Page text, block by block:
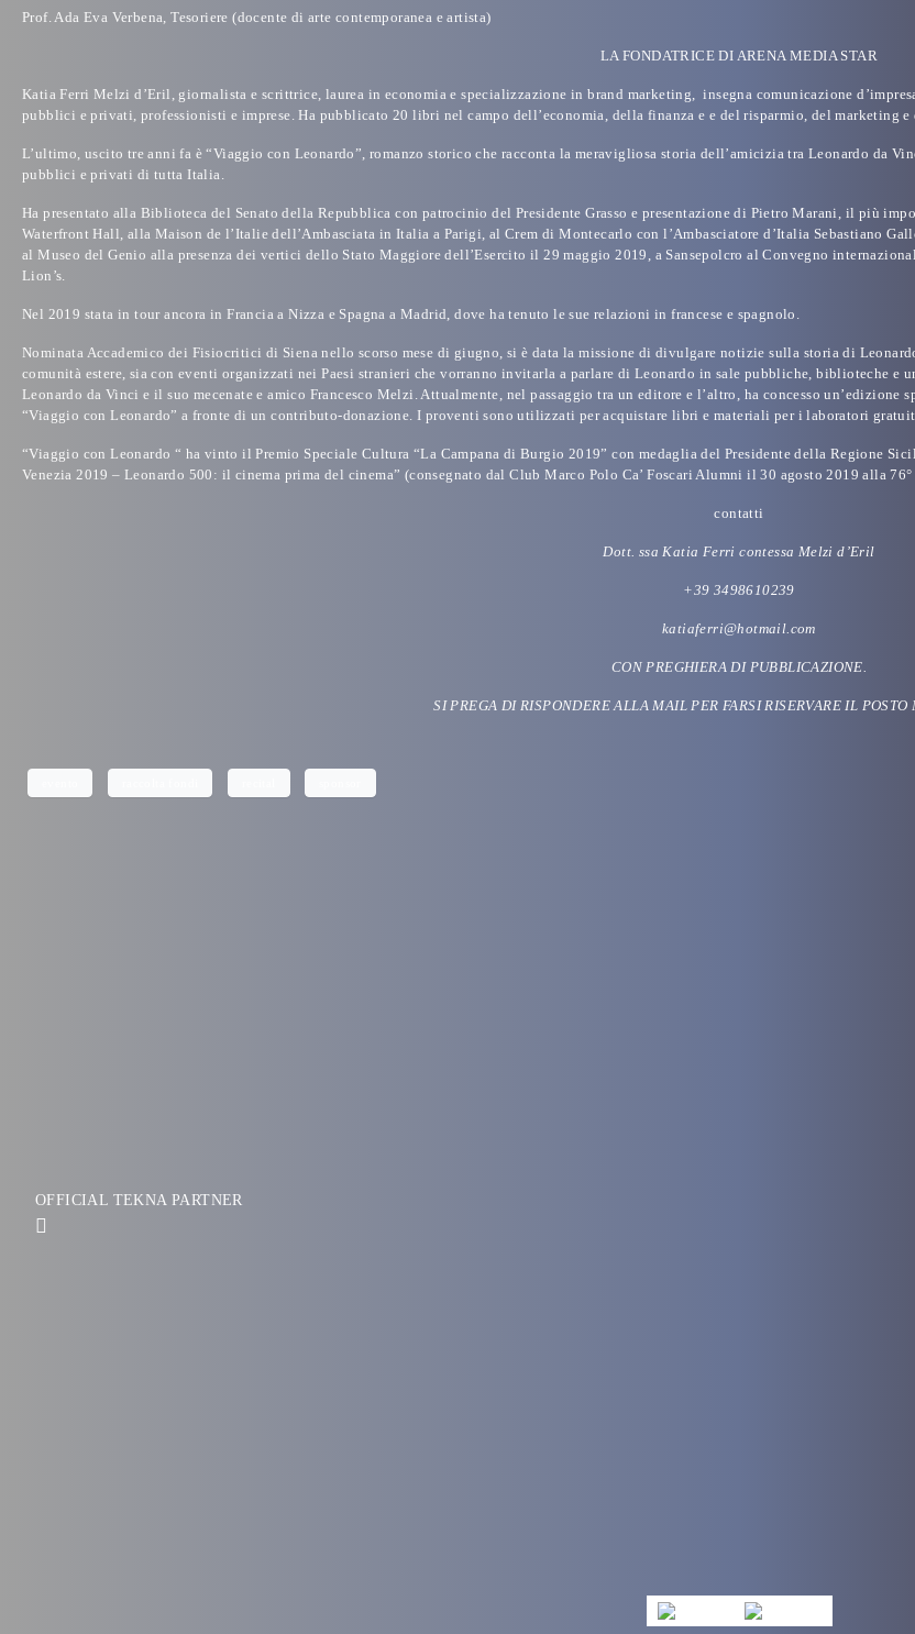
Prof. Ada Eva Verbena, Tesoriere (docente di arte contemporanea e artista)
LA FONDATRICE DI ARENA MEDIA STAR
Katia Ferri Melzi d’Eril, giornalista e scrittrice, laurea in economia e specializzazione in brand marketing, insegna comunicazione
pubblici e privati, professionisti e imprese. Ha pubblicato 20 libri nel campo dell’economia, della finanza e e del risparmio, del marketing
L’ultimo, uscito tre anni fa è “Viaggio con Leonardo”, romanzo storico che racconta la meravigliosa storia dell’amicizia tra Leonardo da
pubblici e privati di tutta Italia.
Ha presentato alla Biblioteca del Senato della Repubblica con patrocinio del Presidente Grasso e presentazione di Pietro Marani, il più
Waterfront Hall, alla Maison de l’Italie dell’Ambasciata in Italia a Parigi, al Crem di Montecarlo con l’Ambasciatore d’Italia Sebastiano
al Museo del Genio alla presenza dei vertici dello Stato Maggiore dell’Esercito il 29 maggio 2019, a Sansepolcro al Convegno
Lion’s.
Nel 2019 stata in tour ancora in Francia a Nizza e Spagna a Madrid, dove ha tenuto le sue relazioni in francese e spagnolo.
Nominata Accademico dei Fisiocritici di Siena nello scorso mese di giugno, si è data la missione di divulgare notizie sulla storia di
comunità estere, sia con eventi organizzati nei Paesi stranieri che vorranno invitarla a parlare di Leonardo in sale pubbliche, biblioteche
Leonardo da Vinci e il suo mecenate e amico Francesco Melzi. Attualmente, nel passaggio tra un editore e l’altro, ha concesso
“Viaggio con Leonardo” a fronte di un contributo-donazione. I proventi sono utilizzati per acquistare libri e materiali per i laboratori
“Viaggio con Leonardo “ ha vinto ilPremio Speciale Cultura “La Campana di Burgio 2019” con medaglia del Presidente della Regione
Venezia 2019 – Leonardo 500: il cinema prima del cinema” (consegnato dal Club Marco Polo Ca’ Foscari Alumni il 30 agosto 2019 alla
contatti
Dott. ssa Katia Ferri contessa Melzi d’Eril
+39 3498610239
katiaferri@hotmail.com
CON PREGHIERA DI PUBBLICAZIONE.
SI PREGA DI RISPONDERE ALLA MAIL PER FARSI RISERVARE IL
OFFICIAL TEKNA PARTNER